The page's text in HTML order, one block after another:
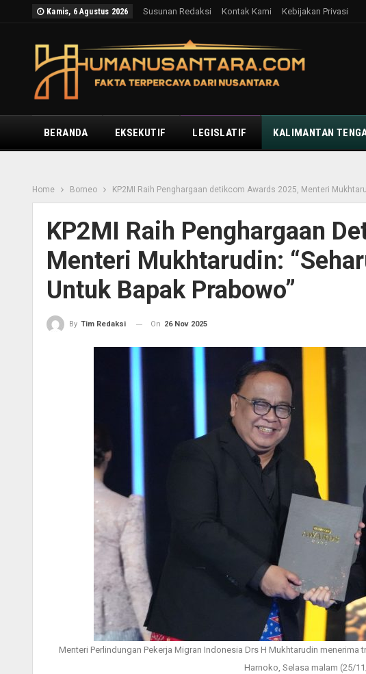
Kamis, 6 Agustus 2026 Susunan Redaksi Kontak Kami Kebijakan Privasi
BERANDA EKSEKUTIF LEGISLATIF KALIMANTAN
Home Borneo KP2MI Raih Penghargaan detikcom Awards 2025, Menteri
KP2MI Raih Penghargaan
Menteri Mukhtarudin:
Untuk Bapak Prabowo”
By Tim Redaksi On 26 Nov 2025
Menteri Perlindungan Pekerja Migran Indonesia Drs H Mukhtarudin
Harnoko, Selasa malam (25/